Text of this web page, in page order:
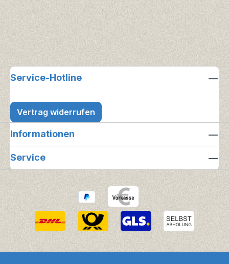
Service-Hotline
Vertrag widerrufen
Informationen
Service